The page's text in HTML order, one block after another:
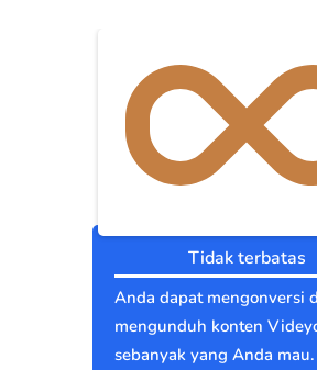
Tidak terbatas
Anda dapat mengonversi
mengunduh konten
sebanyak yang Anda